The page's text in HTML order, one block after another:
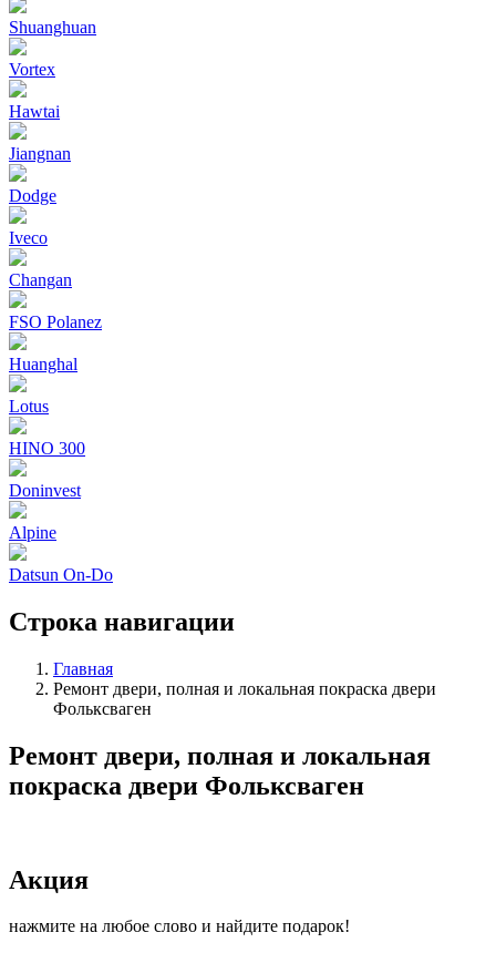
Shuanghuan
Vortex
Hawtai
Jiangnan
Dodge
Iveco
Changan
FSO Polanez
Huanghal
Lotus
HINO 300
Doninvest
Alpine
Datsun On-Do
Строка навигации
Главная
Ремонт двери, полная и локальная покраска двери
Фольксваген
Ремонт двери, полная и локальная
покраска двери Фольксваген
Акция
нажмите на любое слово и найдите подарок!